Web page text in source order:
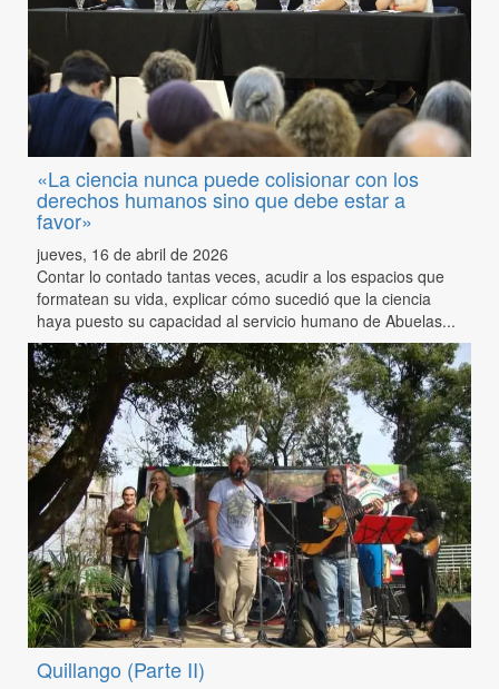
«La ciencia nunca puede colisionar con los
derechos humanos sino que debe estar a
favor»
jueves, 16 de abril de 2026
Contar lo contado tantas veces, acudir a los espacios que
formatean su vida, explicar cómo sucedió que la ciencia
haya puesto su capacidad al servicio humano de Abuelas...
Quillango (Parte II)